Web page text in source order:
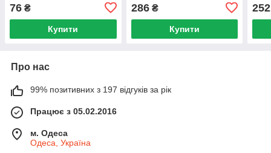
76 ₴
Купити
286₴
Купити
252
Про нас
99% позитивних з 197 відгуків за рік
Працює з 05.02.2016
м. Одеса
Одеса, Україна